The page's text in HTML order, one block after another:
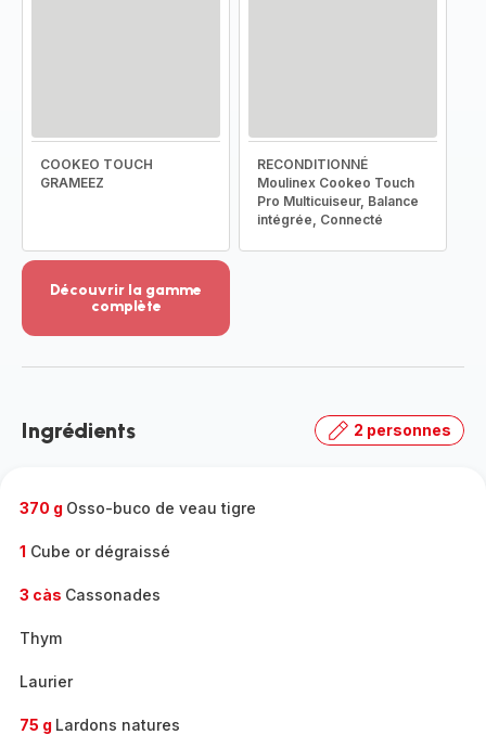
COOKEO TOUCH
GRAMEEZ
RECONDITIONNÉ
Moulinex Cookeo Touch
Pro Multicuiseur, Balance
intégrée, Connecté
Découvrir la gamme
complète
-
gamme
Ingrédients 2 personnes
370 g Osso-buco de veau tigre
1 Cube or dégraissé
3 càs Cassonades
Thym
Laurier
75 g Lardons natures